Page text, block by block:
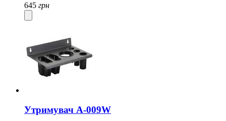
645 грн
Утримувач А-009W